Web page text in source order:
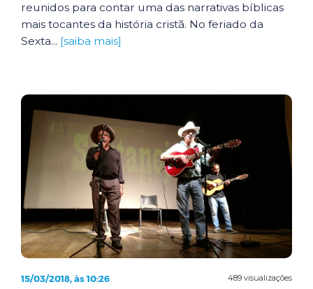
reunidos para contar uma das narrativas bíblicas
mais tocantes da história cristã. No feriado da
Sexta... [saiba mais]
489 visualizações
15/03/2018, às 10:26